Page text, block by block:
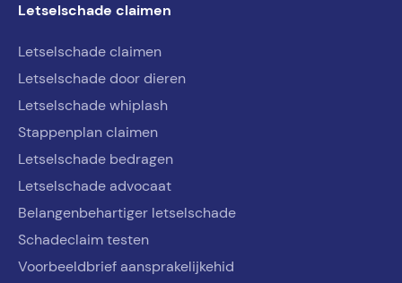
Letselschade claimen
Letselschade claimen
Letselschade door dieren
Letselschade whiplash
Stappenplan claimen
Letselschade bedragen
Letselschade advocaat
Belangenbehartiger letselschade
Schadeclaim testen
Voorbeeldbrief aansprakelijkehid